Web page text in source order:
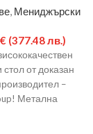
, Мениджърски
€ (377.48 лв.)
стол от доказан
–
Метална
покритие.